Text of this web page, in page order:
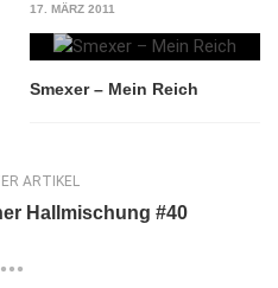
17. MÄRZ 2011
Smexer – Mein Reich
ARTIKEL
Hallmischung #40